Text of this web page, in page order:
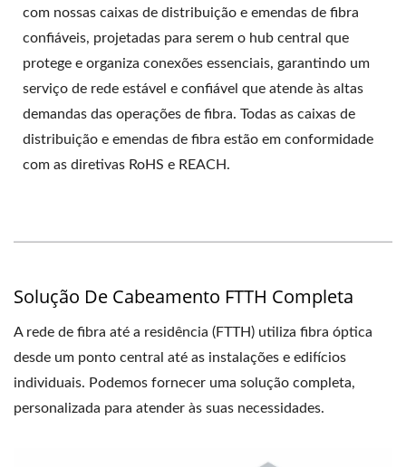
com nossas caixas de distribuição e emendas de fibra
confiáveis, projetadas para serem o hub central que
protege e organiza conexões essenciais, garantindo um
serviço de rede estável e confiável que atende às altas
demandas das operações de fibra. Todas as caixas de
distribuição e emendas de fibra estão em conformidade
com as diretivas RoHS e REACH.
Solução De Cabeamento FTTH Completa
A rede de fibra até a residência (FTTH) utiliza fibra óptica
desde um ponto central até as instalações e edifícios
individuais. Podemos fornecer uma solução completa,
personalizada para atender às suas necessidades.